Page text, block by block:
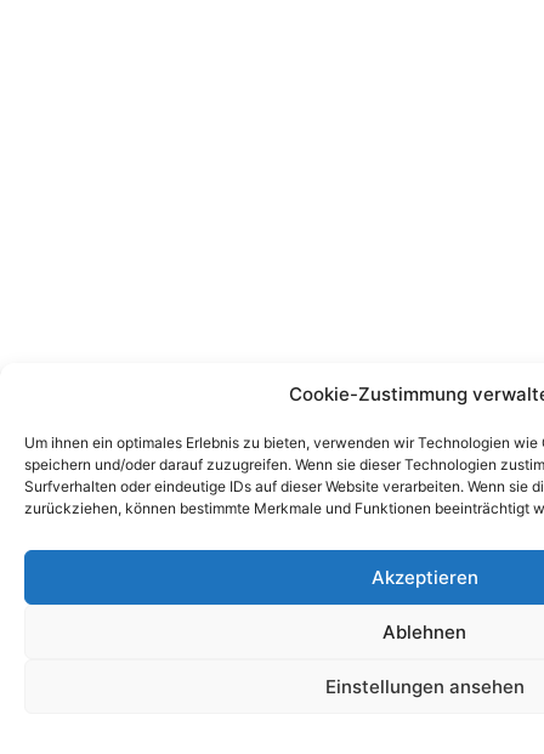
Cookie-Zustimmung
Um ihnen ein optimales Erlebnis zu bieten, verwenden wir Technologien
speichern und/oder darauf zuzugreifen. Wenn sie dieser Technologien
Surfverhalten oder eindeutige IDs auf dieser Website verarbeiten. Wenn sie
zurückziehen, können bestimmte Merkmale und Funktionen beeinträchtigt
Akzeptieren
Ablehnen
Einstellungen ansehen